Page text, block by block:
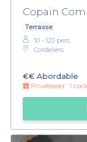
Copain
Terrasse
10 - 120 pers.
Cordeliers
€€ Abordable
Privateaser : 1